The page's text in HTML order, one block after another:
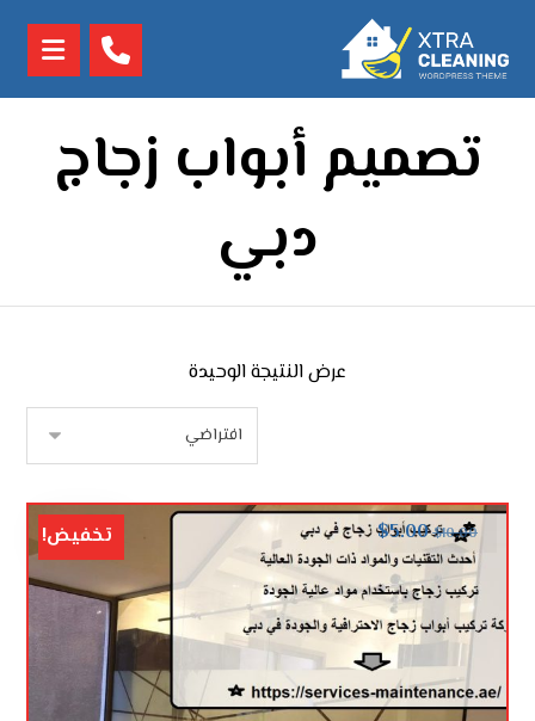
تصميم أبواب زجاج
دبي
عرض النتيجة الوحيدة
$10.00
$5.00 تخفيض!